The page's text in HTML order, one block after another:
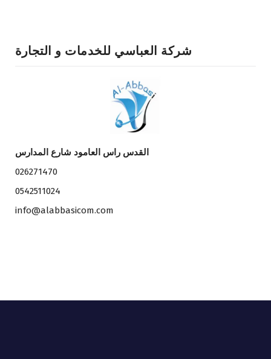
شركة العباسي للخدمات و التجارة
القدس راس العامود شارع المدارس
026271470
0542511024
info@alabbasicom.com